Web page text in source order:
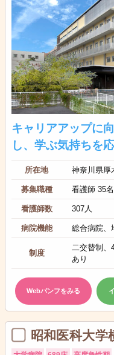
キャリアアップに
し、学ぶ気持ちを
所在地 神奈川県厚
募集職種 看護師 35名
看護師数 307人
病院機能 総合病院、
制度
二交替制、
あり
Webパンフをみる
昭和医科大学